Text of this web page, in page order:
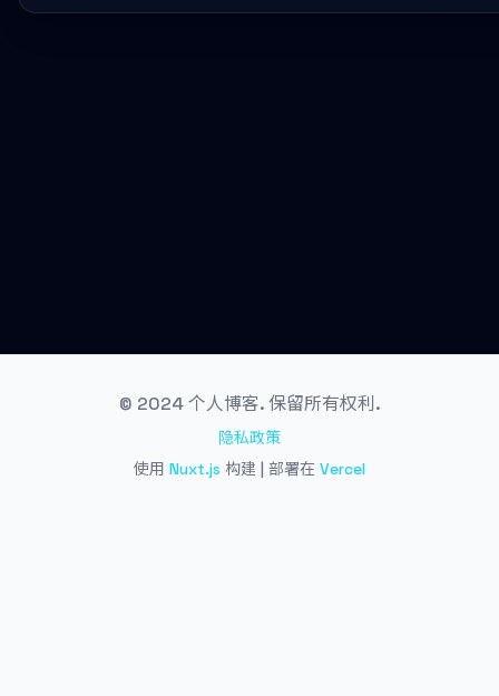
© 2024 个人博客. 保留所有权利.
隐私政策
使用 Nuxt.js 构建 | 部署在 Vercel